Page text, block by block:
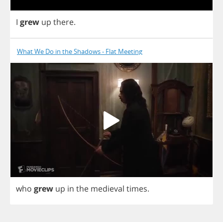
I grew up there.
What We Do in the Shadows - Flat Meeting
who grew up in the medieval times.